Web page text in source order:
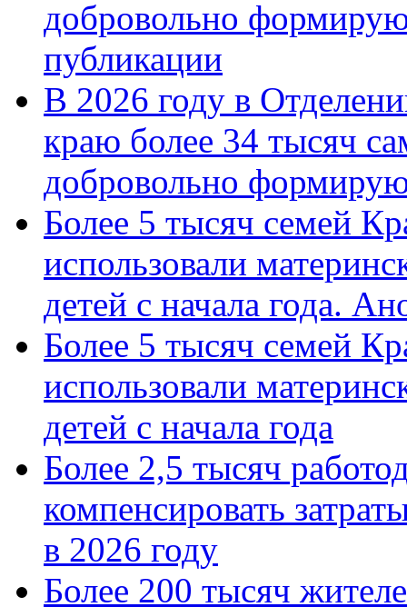
добровольно
публикации
В 2026 году в
краю более 34 тысяч
добровольно
Более 5 тысяч семей
использовали
детей с начала года.
Более 5 тысяч семей
использовали
детей с начала года
Более 2,5 тысяч
компенсировать
в 2026 году
Более 200 тысяч